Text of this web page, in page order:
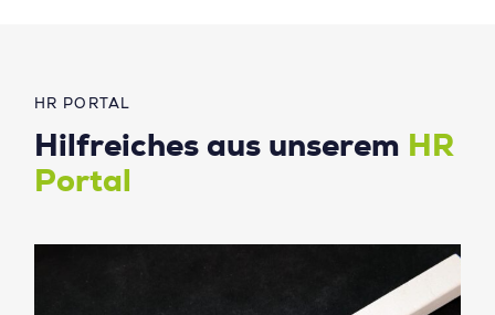
HR PORTAL
Hilfreiches aus unserem HR
Portal